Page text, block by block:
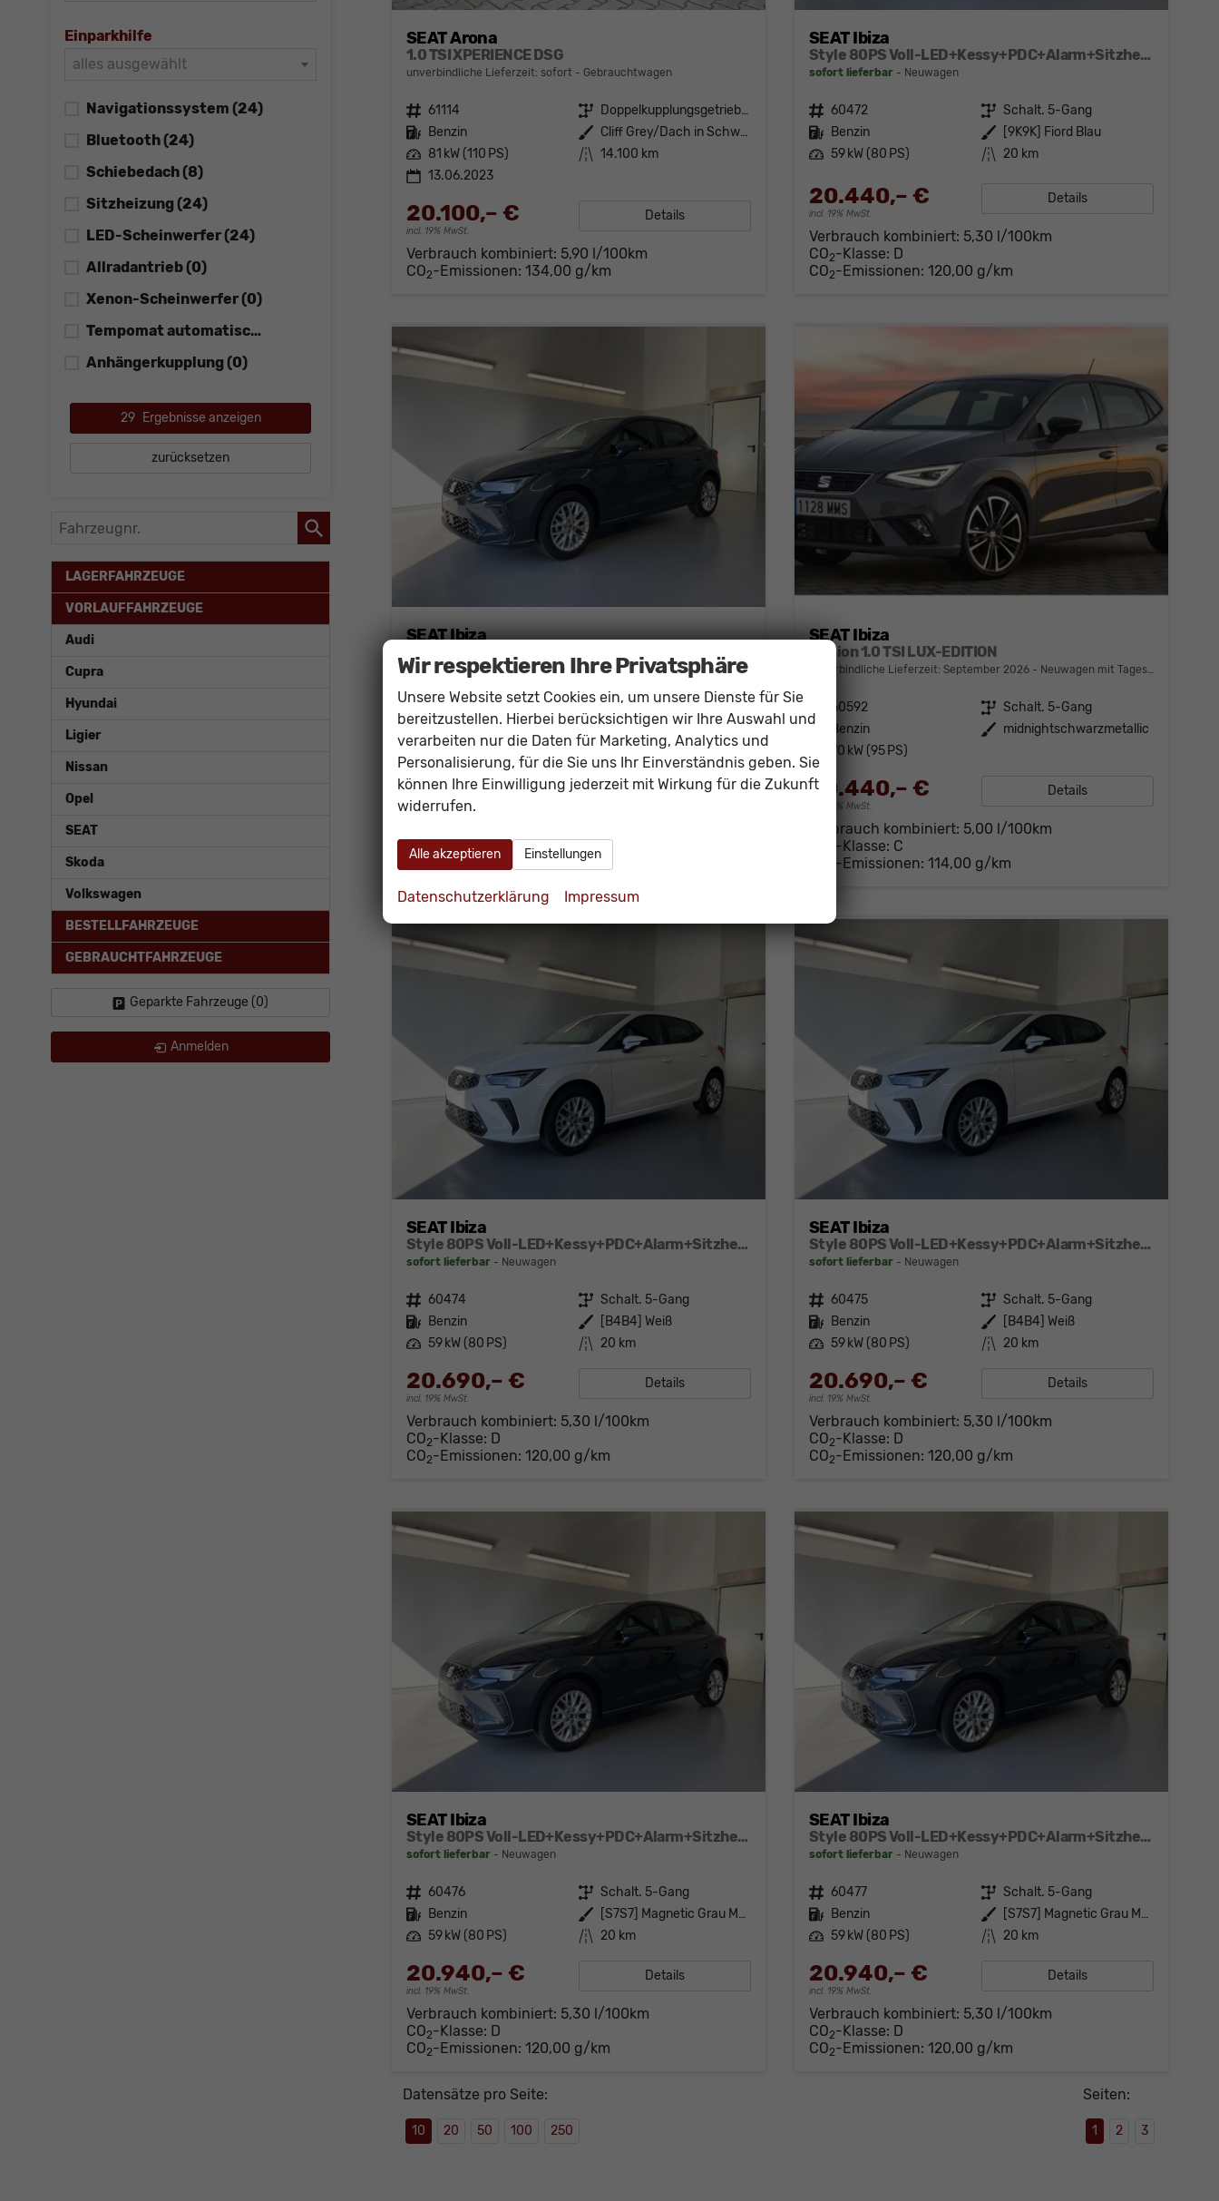
SEAT Arona
1.0 TSI XPERIENCE DSG
unverbindliche Lieferzeit: sofort Gebrauchtwagen
Fahrzeugnr. 61114 Getriebe
Doppelkupplungsgetriebe (DSG)
Kraftstoff Benzin Außenfarbe
Cliff Grey/Dach in Schwarz
Leistung 81 kW (110 PS) Kilometerstand 14.100 km
13.06.2023
20.100,– €
incl. 19% MwSt.
Details
Verbrauch kombiniert: 5,90 l/100km
CO2-Emissionen: 134,00 g/km
SEAT Ibiza
Style 80PS Voll-LED+Kessy+PDC+Alarm+Sitzheizung+Kamera+App-Connect
sofort lieferbar Neuwagen
Fahrzeugnr. 60472 Getriebe Schalt. 5-Gang
Kraftstoff Benzin Außenfarbe
[9K9K] Fiord Blau
Leistung 59 kW (80 PS) Kilometerstand 20 km
20.440,– €
incl. 19% MwSt.
Details
Verbrauch kombiniert: 5,30 l/100km
CO2-Klasse: D
CO2-Emissionen: 120,00 g/km
SEAT Ibiza
sofort lieferbar Neuwagen
Fahrzeugnr. 60473 Getriebe Schalt. 5-Gang
Kraftstoff
Benzin Außenfarbe [9K9K] Fiord Blau
Leistung 59 kW (80 PS) Kilometerstand 20 km
20.440,– €
incl. 19% MwSt.
Details
CO 2 -Klasse:
CO -Emissionen: 120,00 g/km
SEAT Ibiza
Edition 1.0 TSI LUX-EDITION
unverbindliche Lieferzeit: September 2026 Neuwagen mit Tageszulassung
60592 Getriebe Schalt. 5-Gang
Benzin Außenfarbe midnightschwarzmetallic
70 kW (95 PS)
20.440,– €
incl. 19% MwSt.
Details
Verbrauch kombiniert: 5,00 l/100km
-Klasse: C
-Emissionen: 114,00 g/km
SEAT Ibiza
Style 80PS Voll-LED+Kessy+PDC+Alarm+Sitzheizung+Kamera+App-Connect
sofort lieferbar Neuwagen
Fahrzeugnr. 60474 Getriebe Schalt. 5-Gang
Kraftstoff Benzin Außenfarbe
[B4B4] Weiß
Leistung 59 kW (80 PS) Kilometerstand 20 km
20.690,– €
incl. 19% MwSt.
Details
Verbrauch kombiniert: 5,30 l/100km
CO2-Klasse: D
CO2-Emissionen: 120,00 g/km
SEAT Ibiza
Style 80PS Voll-LED+Kessy+PDC+Alarm+Sitzheizung+Kamera+App-Connect
sofort lieferbar Neuwagen
Fahrzeugnr. 60475 Getriebe Schalt. 5-Gang
Kraftstoff Benzin Außenfarbe
[B4B4] Weiß
Leistung 59 kW (80 PS) Kilometerstand 20 km
20.690,– €
incl. 19% MwSt.
Details
Verbrauch kombiniert: 5,30 l/100km
CO2-Klasse: D
CO2-Emissionen: 120,00 g/km
SEAT Ibiza
Style 80PS Voll-LED+Kessy+PDC+Alarm+Sitzheizung+Kamera+App-Connect
sofort lieferbar Neuwagen
Fahrzeugnr. 60476 Getriebe Schalt. 5-Gang
Kraftstoff Benzin Außenfarbe
[S7S7] Magnetic Grau Metallic
Leistung 59 kW (80 PS) Kilometerstand 20 km
20.940,– €
incl. 19% MwSt.
Details
Verbrauch kombiniert: 5,30 l/100km
CO2-Klasse: D
CO2-Emissionen: 120,00 g/km
SEAT Ibiza
Style 80PS Voll-LED+Kessy+PDC+Alarm+Sitzheizung+Kamera+App-Connect
sofort lieferbar Neuwagen
Fahrzeugnr. 60477 Getriebe Schalt. 5-Gang
Kraftstoff Benzin Außenfarbe
[S7S7] Magnetic Grau Metallic
Leistung 59 kW (80 PS) Kilometerstand 20 km
20.940,– €
incl. 19% MwSt.
Details
Verbrauch kombiniert: 5,30 l/100km
CO2-Klasse: D
CO2-Emissionen: 120,00 g/km
Datensätze pro Seite:
10 20 50 100 250
Seiten:
1 2 3
Einparkhilfe
alles ausgewählt
Navigationssystem (24)
Bluetooth(24)
Schiebedach(8)
Sitzheizung(24)
LED-Scheinwerfer(24)
Allradantrieb(0)
Xenon-Scheinwerfer(0)
Tempomat automatisch (ACC)
Anhängerkupplung(0)
29 Ergebnisse anzeigen
zurücksetzen
Fahrzeugnr.
LAGERFAHRZEUGE
VORLAUFFAHRZEUGE
Audi
Cupra
Hyundai
Ligier
Nissan
Opel
SEAT
Skoda
Volkswagen
BESTELLFAHRZEUGE
GEBRAUCHTFAHRZEUGE
Geparkte Fahrzeuge (0)
Anmelden
Wir respektieren Ihre Privatsphäre
Unsere Website setzt Cookies ein, um unsere Dienste für Sie
bereitzustellen. Hierbei berücksichtigen wir Ihre Auswahl und
verarbeiten nur die Daten für Marketing, Analytics und
Personalisierung, für die Sie uns Ihr Einverständnis geben. Sie
können Ihre Einwilligung jederzeit mit Wirkung für die Zukunft
widerrufen.
Alle akzeptieren Einstellungen
Datenschutzerklärung Impressum